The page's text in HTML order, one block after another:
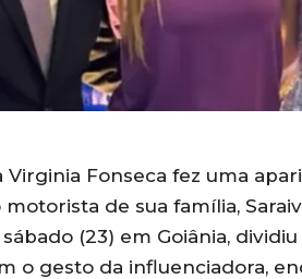
Fonseca fez uma
motorista de sua família,
(23) em Goiânia,
o gesto da influenciadora,